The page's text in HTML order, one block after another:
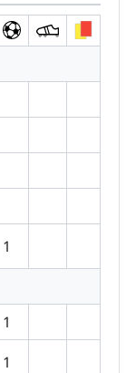
1
1
1